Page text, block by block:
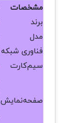
مشخصات
برند
مدل
فناوری شبکه
سیم‌کارت
صفحه‌نمایش